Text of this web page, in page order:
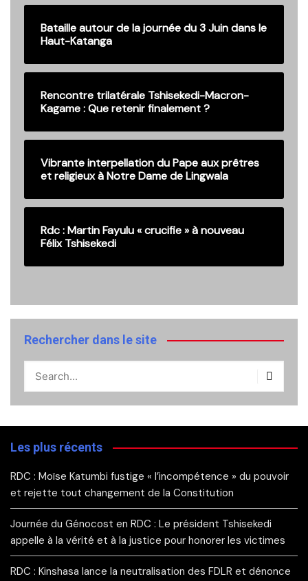
Bataille autour de la journée du 3 Juin dans le
Haut-Katanga
Rencontre trilatérale Tshisekedi-Macron-
Kagame : Que retenir finalement ?
Vibrante interpellation du Pape aux prêtres
et religieux à Notre Dame de Lingwala
Rdc : Martin Fayulu « crucifie » à nouveau
Félix Tshisekedi
Rechercher dans le site
Les plus récents
RDC : Moïse Katumbi fustige « l’incompétence » du pouvoir
et rejette tout changement de la Constitution
Journée du Génocost en RDC : Le président Tshisekedi
appelle à la vérité et à la justice pour honorer les victimes
RDC : Kinshasa lance la neutralisation des FDLR et dénonce